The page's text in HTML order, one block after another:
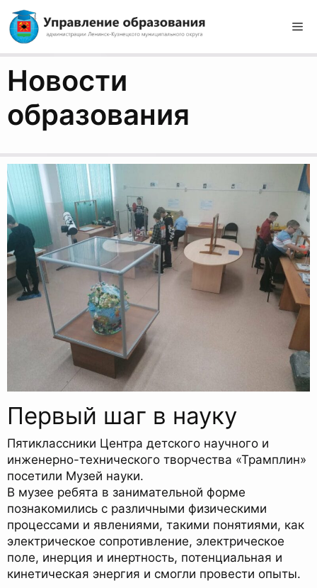
Перейти
содержимому
Новости
образования
Первый шаг в науку
Пятиклассники Центра детского научного и
инженерно-технического творчества «Трамплин»
посетили Музей науки.
В музее ребята в занимательной форме
познакомились с различными физическими
процессами и явлениями, такими понятиями, как
электрическое сопротивление, электрическое
поле, инерция и инертность, потенциальная и
кинетическая энергия и смогли провести опыты.